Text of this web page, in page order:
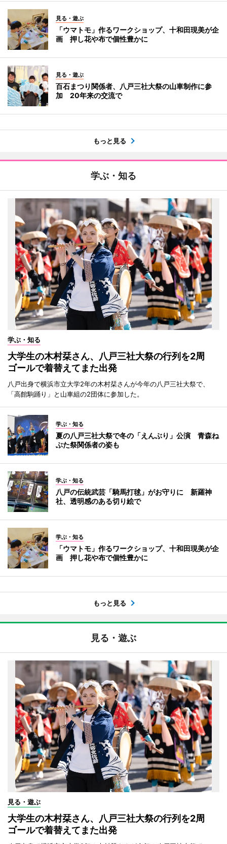
見る・遊ぶ
「ウマトモ」作るワークショップ、十和田現美が企
画 押し花や布で個性豊かに
見る・遊ぶ
百石まつり関係者、八戸三社大祭の山車制作に参
加 20年来の交流で
もっと見る
学ぶ・知る
学ぶ・知る
大学生の木村栞さん、八戸三社大祭の行列を2周
ゴールで着替えてまた出発
八戸出身で横浜市立大学2年の木村栞さんが今年の八戸三社大祭で、
「高館駒踊り」と山車組の2団体に参加した。
学ぶ・知る
夏の八戸三社大祭で冬の「えんぶり」公演 青森ね
ぶた祭関係者の姿も
学ぶ・知る
八戸の伝統武芸「騎馬打毬」がお守りに 新羅神
社、透明感のある切り絵で
学ぶ・知る
「ウマトモ」作るワークショップ、十和田現美が企
画 押し花や布で個性豊かに
もっと見る
見る・遊ぶ
見る・遊ぶ
大学生の木村栞さん、八戸三社大祭の行列を2周
ゴールで着替えてまた出発